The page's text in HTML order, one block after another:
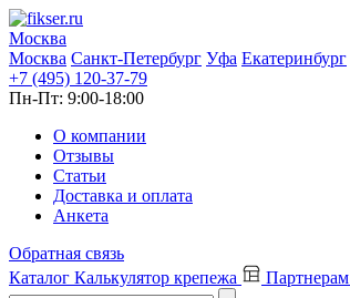
Москва
Москва Санкт-Петербург Уфа Екатеринбург
+7 (495) 120-37-79
Пн-Пт: 9:00-18:00
О компании
Отзывы
Статьи
Доставка и оплата
Анкета
Обратная связь
Каталог Калькулятор крепежа Партнерам